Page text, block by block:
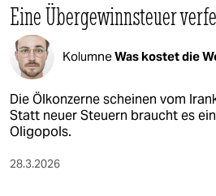
Eine Übergewinnsteuer
KolumneWas kostet die
Die Ölkonzerne scheinen vom
Statt neuer Steuern braucht es
Oligopols.
28.3.2026